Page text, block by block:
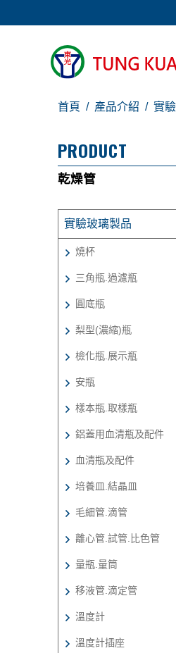
首頁 產品介紹 實
PRODUCT
乾燥管
實驗玻璃製品
燒杯
三角瓶.過濾瓶
圓底瓶
梨型(濃縮)瓶
檢化瓶.展示瓶
安瓶
樣本瓶.取樣瓶
鋁蓋用血清瓶及配件
血清瓶及配件
培養皿.結晶皿
毛細管.滴管
離心管.試管.比色管
量瓶.量筒
移液管.滴定管
溫度計
溫度計插座